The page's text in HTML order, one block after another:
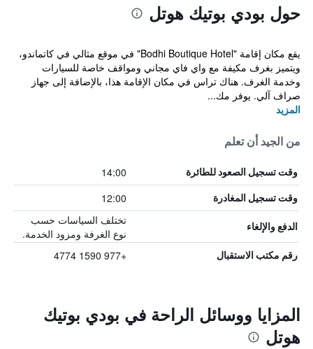
حول بودي بوتيك هوتل
يقع مكان إقامة "Bodhi Boutique Hotel" في موقع مثالي في كاتماندو،
ويتميز بغرف مكيفة مع واي فاي مجاني ومواقف خاصة للسيارات
وخدمة الغرف. هناك تراس في مكان الإقامة هذا، بالإضافة إلى جهاز
صراف آلي. يوفر مك...
المزيد
من الجيد أن تعلم
وقت تسجيل الصعود للطائرة 14:00
وقت تسجيل المغادرة 12:00
الدفع والإلغاء
تختلف السياسات حسب
نوع الغرفة ومزود الخدمة.
رقم مكتب الاستقبال +977 1590 4774
المزايا ووسائل الراحة في بودي بوتيك
هوتل